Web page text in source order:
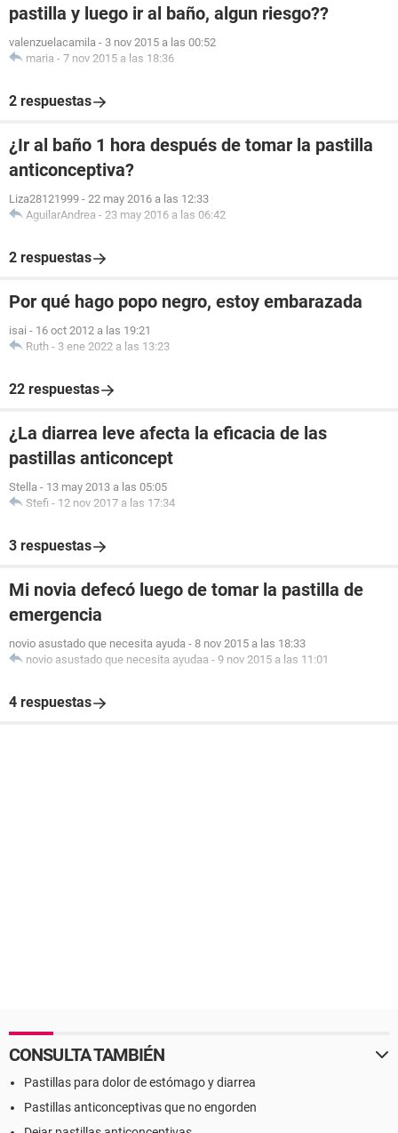
pastilla y luego ir al baño, algun riesgo??
valenzuelacamila - 3 nov 2015 a las 00:52
maria - 7 nov 2015 a las 18:36
2 respuestas
¿Ir al baño 1 hora después de tomar la pastilla
anticonceptiva?
Liza28121999 - 22 may 2016 a las 12:33
AguilarAndrea - 23 may 2016 a las 06:42
2 respuestas
Por qué hago popo negro, estoy embarazada
isai - 16 oct 2012 a las 19:21
Ruth - 3 ene 2022 a las 13:23
22 respuestas
¿La diarrea leve afecta la eficacia de las
pastillas anticoncept
Stella - 13 may 2013 a las 05:05
Stefi - 12 nov 2017 a las 17:34
3 respuestas
Mi novia defecó luego de tomar la pastilla de
emergencia
novio asustado que necesita ayuda - 8 nov 2015 a las 18:33
novio asustado que necesita ayudaa - 9 nov 2015 a las 11:01
4 respuestas
CONSULTA TAMBIÉN
Pastillas para dolor de estómago y diarrea
Pastillas anticonceptivas que no engorden